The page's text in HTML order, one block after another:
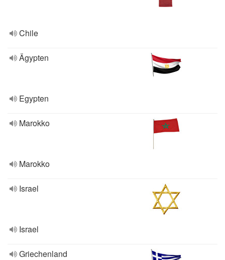
Chile
Ägypten
Egypten
Marokko
Marokko
Israel
Israel
Griechenland